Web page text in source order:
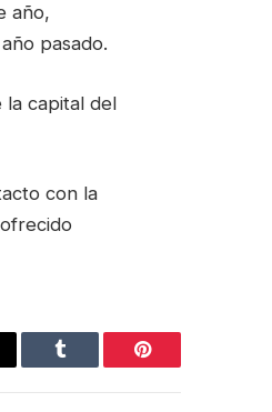
año,
pasado.
la capital del
con la
Tumblr Pinterest